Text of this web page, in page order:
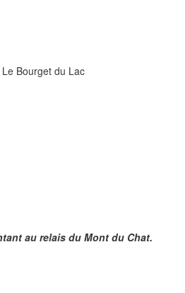
Le Bourget du Lac
au relais du Mont du Chat.